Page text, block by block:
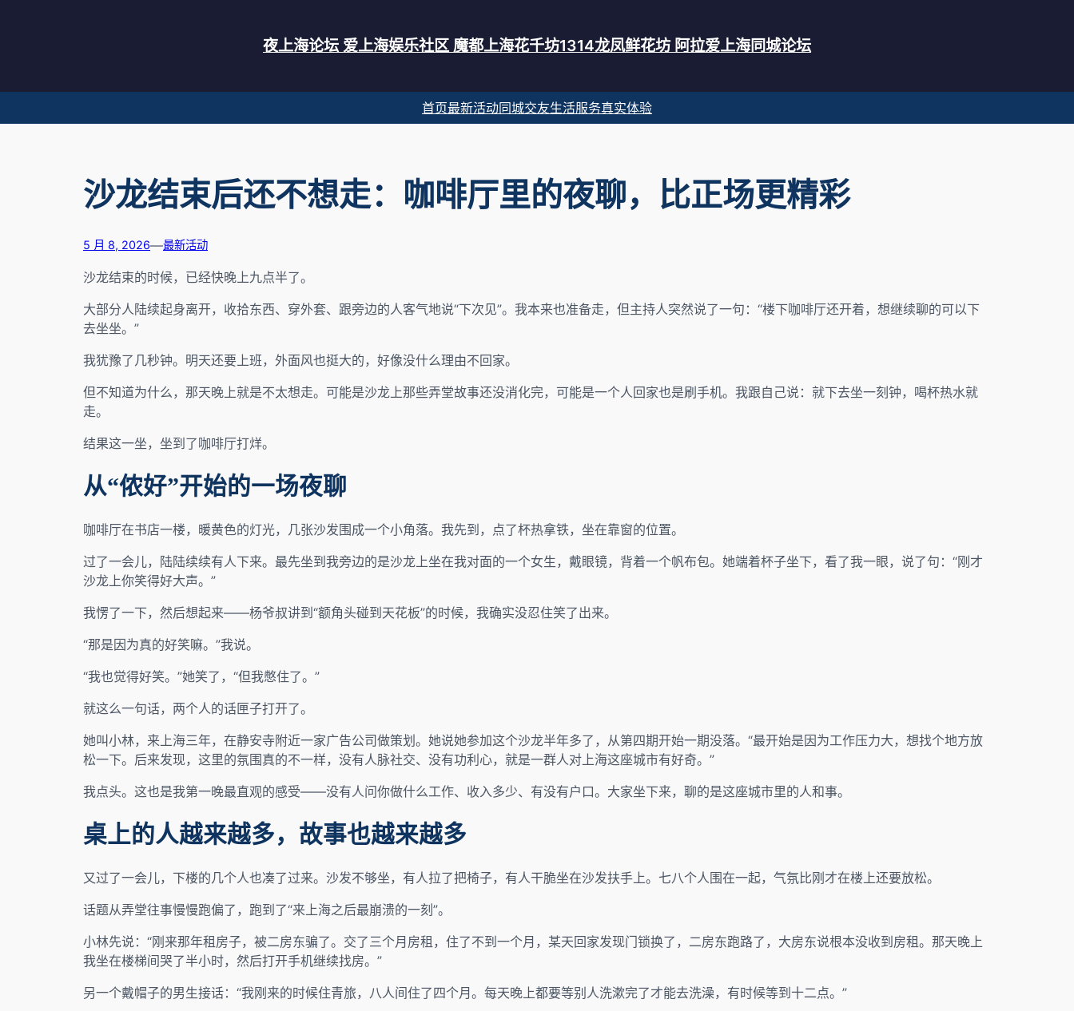
夜上海论坛 爱上海娱乐社区 魔都上海花千坊1314龙凤鲜花坊 阿拉爱上海同城论坛
首页最新活动同城交友生活服务真实体验
沙龙结束后还不想走：咖啡厅里的夜聊，比正场更精彩
5 月 8, 2026—最新活动
沙龙结束的时候，已经快晚上九点半了。
大部分人陆续起身离开，收拾东西、穿外套、跟旁边的人客气地说“下次见”。我本来也准备走，但主持人突然说了一句：“楼下咖啡厅还开着，想继续聊的可以下
去坐坐。”
我犹豫了几秒钟。明天还要上班，外面风也挺大的，好像没什么理由不回家。
但不知道为什么，那天晚上就是不太想走。可能是沙龙上那些弄堂故事还没消化完，可能是一个人回家也是刷手机。我跟自己说：就下去坐一刻钟，喝杯热水就
走。
结果这一坐，坐到了咖啡厅打烊。
从“侬好”开始的一场夜聊
咖啡厅在书店一楼，暖黄色的灯光，几张沙发围成一个小角落。我先到，点了杯热拿铁，坐在靠窗的位置。
过了一会儿，陆陆续续有人下来。最先坐到我旁边的是沙龙上坐在我对面的一个女生，戴眼镜，背着一个帆布包。她端着杯子坐下，看了我一眼，说了句：“刚才
沙龙上你笑得好大声。”
我愣了一下，然后想起来——杨爷叔讲到“额角头碰到天花板”的时候，我确实没忍住笑了出来。
“那是因为真的好笑嘛。”我说。
“我也觉得好笑。”她笑了，“但我憋住了。”
就这么一句话，两个人的话匣子打开了。
她叫小林，来上海三年，在静安寺附近一家广告公司做策划。她说她参加这个沙龙半年多了，从第四期开始一期没落。“最开始是因为工作压力大，想找个地方放
松一下。后来发现，这里的氛围真的不一样，没有人脉社交、没有功利心，就是一群人对上海这座城市有好奇。”
我点头。这也是我第一晚最直观的感受——没有人问你做什么工作、收入多少、有没有户口。大家坐下来，聊的是这座城市里的人和事。
桌上的人越来越多，故事也越来越多
又过了一会儿，下楼的几个人也凑了过来。沙发不够坐，有人拉了把椅子，有人干脆坐在沙发扶手上。七八个人围在一起，气氛比刚才在楼上还要放松。
话题从弄堂往事慢慢跑偏了，跑到了“来上海之后最崩溃的一刻”。
小林先说：“刚来那年租房子，被二房东骗了。交了三个月房租，住了不到一个月，某天回家发现门锁换了，二房东跑路了，大房东说根本没收到房租。那天晚上
我坐在楼梯间哭了半小时，然后打开手机继续找房。”
另一个戴帽子的男生接话：“我刚来的时候住青旅，八人间住了四个月。每天晚上都要等别人洗漱完了才能去洗澡，有时候等到十二点。”